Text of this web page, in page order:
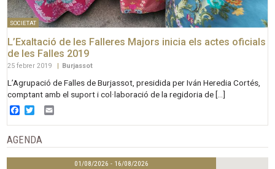
SOCIETAT
L’Exaltació de les Falleres Majors inicia els actes oficials
de les Falles 2019
25 febrer 2019 Burjassot
L’Agrupació de Falles de Burjassot, presidida per Iván Heredia Cortés,
comptant amb el suport i col·laboració de la regidoria de […]
Facebook
Twitter
AGENDA
01/08/2026 - 16/08/2026